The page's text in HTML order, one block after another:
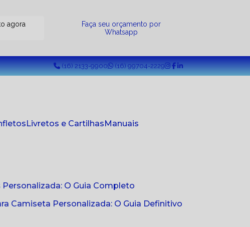
agora
Faça seu orçamento por
Whatsapp
(16) 2133-9900 (16) 99704-2229
Livretos e Cartilhas
Manuais
Personalizada: O Guia Completo
Camiseta Personalizada: O Guia Definitivo